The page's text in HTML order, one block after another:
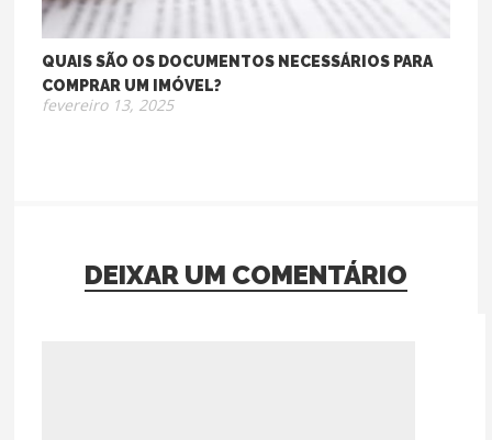
QUAIS SÃO OS DOCUMENTOS NECESSÁRIOS PARA
COMPRAR UM IMÓVEL?
fevereiro 13, 2025
DEIXAR UM COMENTÁRIO